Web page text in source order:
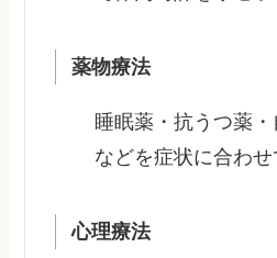
薬物療法
睡眠薬・抗うつ薬
などを症状に合わ
心理療法